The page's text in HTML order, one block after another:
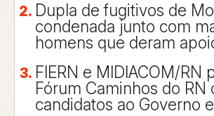
Dupla de fugitivos de
condenada junto com
homens que deram
FIERN e MIDIACOM/RN
Fórum Caminhos do RN
candidatos ao Governo